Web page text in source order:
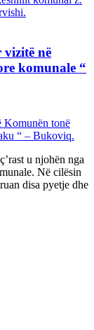
vizitë në
komunale “
u njohën nga
Në cilësin
disa pyetje dhe